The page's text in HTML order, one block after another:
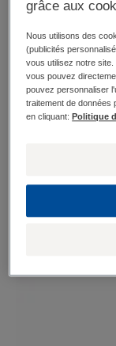
Les produits
des peaux
chez les jeunes
grâce aux
Nous utilisons des
(publicités
vous utilisez notre
vous pouvez
pouvez personnaliser
traitement de données
en cliquant: Politique